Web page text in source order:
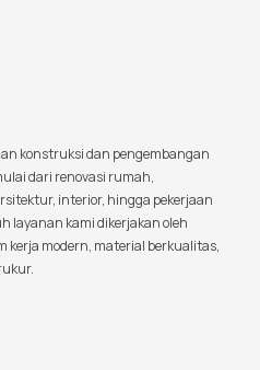
konstruksi dan pengembangan
dari renovasi rumah,
interior, hingga pekerjaan
layanan kami dikerjakan oleh
kerja modern, material berkualitas,